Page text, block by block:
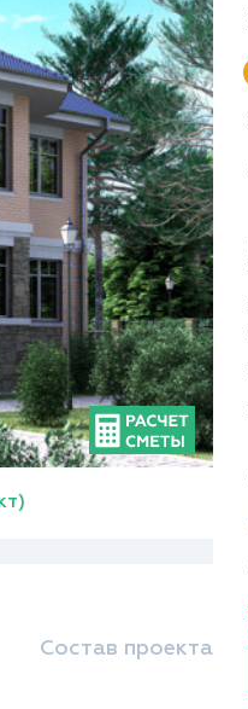
Состав проекта